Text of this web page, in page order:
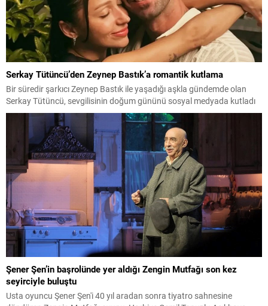
Serkay Tütüncü’den Zeynep Bastık’a romantik kutlama
Bir süredir şarkıcı Zeynep Bastık ile yaşadığı aşkla gündemde olan
Serkay Tütüncü, sevgilisinin doğum gününü sosyal medyada kutladı
Şener Şen’in başrolünde yer aldığı Zengin Mutfağı son kez
seyirciyle buluştu
Usta oyuncu Şener Şen'i 40 yıl aradan sonra tiyatro sahnesine